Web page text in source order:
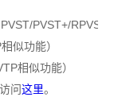
PVST+/RPVST
似功能）
相似功能）
问这里。